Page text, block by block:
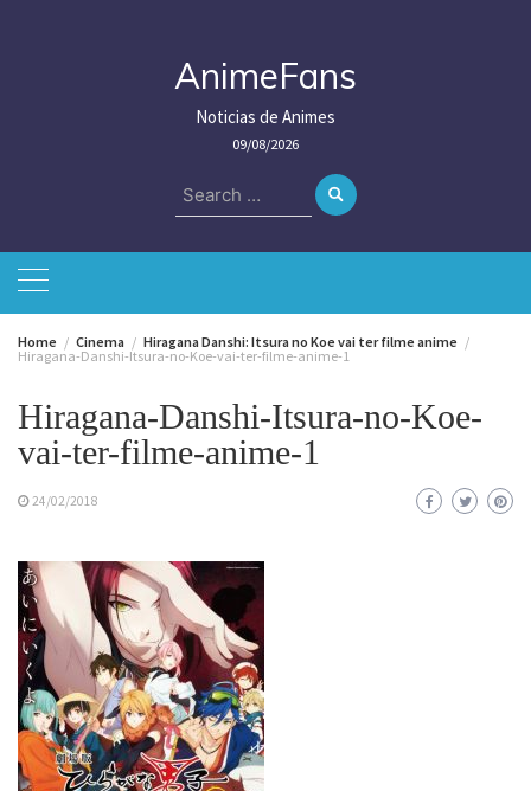
AnimeFans
Noticias de Animes
09/08/2026
Search
for:
Home Cinema
Hiragana Danshi: Itsura no Koe vai ter filme anime
Hiragana-Danshi-Itsura-no-Koe-vai-ter-filme-anime-1
Hiragana-Danshi-Itsura-no-Koe-
vai-ter-filme-anime-1
24/02/2018